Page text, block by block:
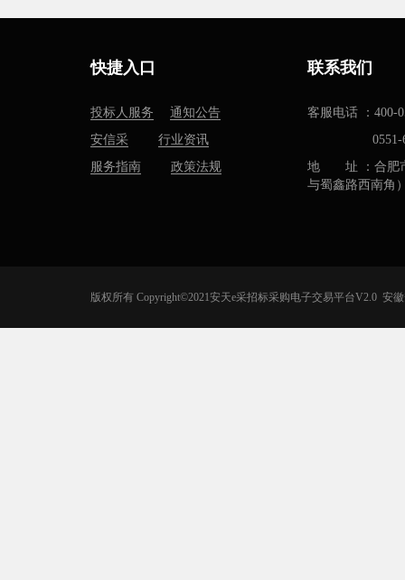
快捷入口
投标人服务
通知公告
安信采
行业资讯
服务指南
政策法规
联系我们
客服电话 ：400-
0551-
地 址 ：合肥市
与蜀鑫路西南角
版权所有 Copyright©2021安天e采招标采购电子交易平台V2.0 安